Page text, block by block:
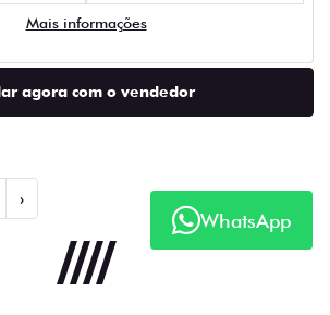
Mais informações
agora com o vendedor
›
WhatsApp